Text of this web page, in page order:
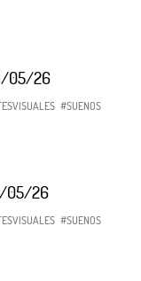
05/26
#SUENOS
05/26
#SUENOS